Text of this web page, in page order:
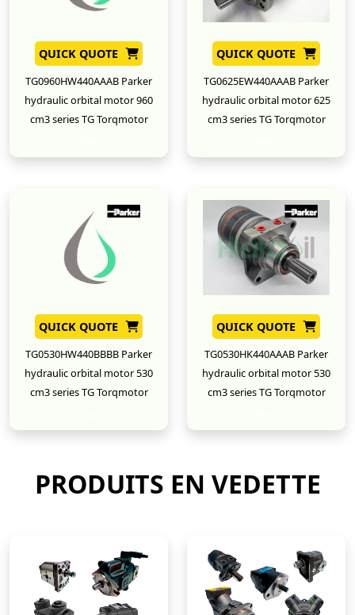
QUICK QUOTE
TG0960HW440AAAB Parker
hydraulic orbital motor 960
cm3 series TG Torqmotor
QUICK QUOTE
TG0625EW440AAAB Parker
hydraulic orbital motor 625
cm3 series TG Torqmotor
QUICK QUOTE
TG0530HW440BBBB Parker
hydraulic orbital motor 530
cm3 series TG Torqmotor
QUICK QUOTE
TG0530HK440AAAB Parker
hydraulic orbital motor 530
cm3 series TG Torqmotor
PRODUITS EN VEDETTE